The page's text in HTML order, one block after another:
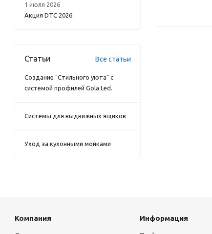
1 июля 2026
Акция DTC 2026
Статьи Все статьи
Создание "Стильного уюта" с
системой профилей Gola Led.
Системы для выдвижных ящиков
Уход за кухонными мойками
Компания Информация